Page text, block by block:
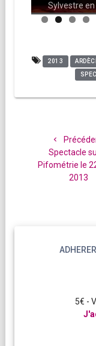
Sylvestre
2013
l’articleSpectacle
Pifométrie le
2013
5€ -